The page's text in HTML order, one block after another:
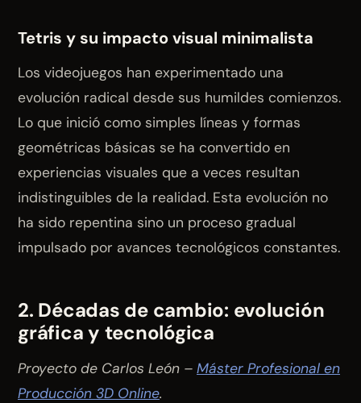
Tetris y su impacto visual minimalista
Los videojuegos han experimentado una
evolución radical desde sus humildes comienzos.
Lo que inició como simples líneas y formas
geométricas básicas se ha convertido en
experiencias visuales que a veces resultan
indistinguibles de la realidad. Esta evolución no
ha sido repentina sino un proceso gradual
impulsado por avances tecnológicos constantes.
2. Décadas de cambio: evolución
gráfica y tecnológica
Proyecto de Carlos León – Máster Profesional en
Producción 3D Online.